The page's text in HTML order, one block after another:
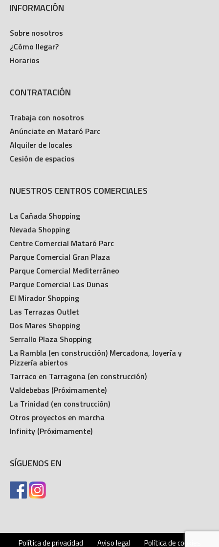
INFORMACIÓN
Sobre nosotros
¿Cómo llegar?
Horarios
CONTRATACIÓN
Trabaja con nosotros
Anúnciate en Mataró Parc
Alquiler de locales
Cesión de espacios
NUESTROS CENTROS COMERCIALES
La Cañada Shopping
Nevada Shopping
Centre Comercial Mataró Parc
Parque Comercial Gran Plaza
Parque Comercial Mediterráneo
Parque Comercial Las Dunas
El Mirador Shopping
Las Terrazas Outlet
Dos Mares Shopping
Serrallo Plaza Shopping
La Rambla (en construcción) Mercadona, Joyería y
Pizzería abiertos
Tarraco en Tarragona (en construcción)
Valdebebas (Próximamente)
La Trinidad (en construcción)
Otros proyectos en marcha
Infinity (Próximamente)
SÍGUENOS EN
Política de privacidad Aviso legal Política de cookies